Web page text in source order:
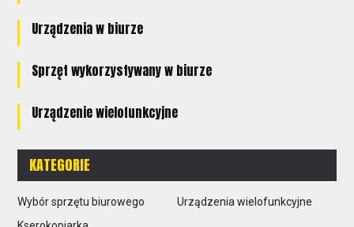
Urządzenia w biurze
Sprzęt wykorzystywany w biurze
Urządzenie wielofunkcyjne
KATEGORIE
Wybór sprzętu biurowego
Urządzenia wielofunkcyjne